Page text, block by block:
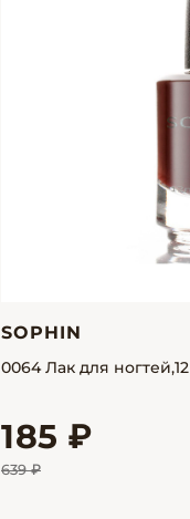
SOPHIN
0064 Лак для
185 ₽
639 ₽